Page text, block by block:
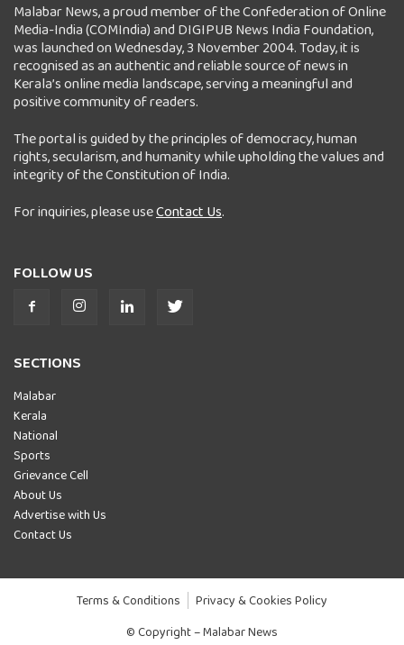
Malabar News, a proud member of the Confederation of Online
Media-India (COMIndia) and DIGIPUB News India Foundation,
was launched on Wednesday, 3 November 2004. Today, it is
recognised as an authentic and reliable source of news in
Kerala’s online media landscape, serving a meaningful and
positive community of readers.
The portal is guided by the principles of democracy, human
rights, secularism, and humanity while upholding the values and
integrity of the Constitution of India.
For inquiries, please useContact Us.
FOLLOW US
SECTIONS
Malabar
Kerala
National
Sports
Grievance Cell
About Us
Advertise with Us
Contact Us
Terms & Conditions
Privacy & Cookies Policy
© Copyright – Malabar News